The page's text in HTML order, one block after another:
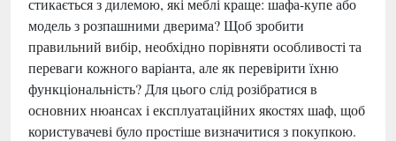
стикається з дилемою, які меблі краще: шафа-купе або
модель з розпашними дверима? Щоб зробити
правильний вибір, необхідно порівняти особливості та
переваги кожного варіанта, але як перевірити їхню
функціональність? Для цього слід розібратися в
основних нюансах і експлуатаційних якостях шаф, щоб
користувачеві було простіше визначитися з покупкою.